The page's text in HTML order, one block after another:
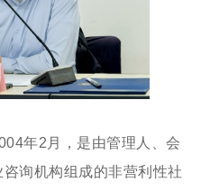
年2月，是由管理人、会
询机构组成的非营利性社